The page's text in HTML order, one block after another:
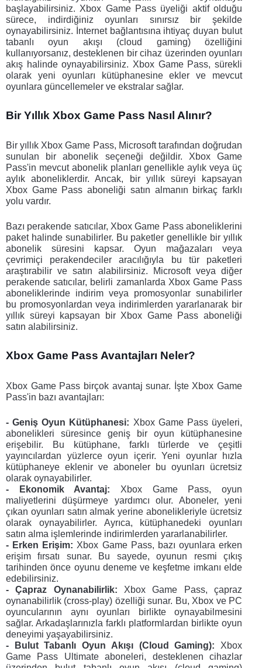
başlayabilirsiniz. Xbox Game Pass üyeliği aktif olduğu
sürece, indirdiğiniz oyunları sınırsız bir şekilde
oynayabilirsiniz. İnternet bağlantısına ihtiyaç duyan bulut
tabanlı oyun akışı (cloud gaming) özelliğini
kullanıyorsanız, desteklenen bir cihaz üzerinden oyunları
akış halinde oynayabilirsiniz. Xbox Game Pass, sürekli
olarak yeni oyunları kütüphanesine ekler ve mevcut
oyunlara güncellemeler ve ekstralar sağlar.
Bir Yıllık Xbox Game Pass Nasıl Alınır?
Bir yıllık Xbox Game Pass, Microsoft tarafından doğrudan
sunulan bir abonelik seçeneği değildir. Xbox Game
Pass'in mevcut abonelik planları genellikle aylık veya üç
aylık aboneliklerdir. Ancak, bir yıllık süreyi kapsayan
Xbox Game Pass aboneliği satın almanın birkaç farklı
yolu vardır.
Bazı perakende satıcılar, Xbox Game Pass aboneliklerini
paket halinde sunabilirler. Bu paketler genellikle bir yıllık
abonelik süresini kapsar. Oyun mağazaları veya
çevrimiçi perakendeciler aracılığıyla bu tür paketleri
araştırabilir ve satın alabilirsiniz. Microsoft veya diğer
perakende satıcılar, belirli zamanlarda Xbox Game Pass
aboneliklerinde indirim veya promosyonlar sunabilirler
bu promosyonlardan veya indirimlerden yararlanarak bir
yıllık süreyi kapsayan bir Xbox Game Pass aboneliği
satın alabilirsiniz.
Xbox Game Pass Avantajları Neler?
Xbox Game Pass birçok avantaj sunar. İşte Xbox Game
Pass'in bazı avantajları:
- Geniş Oyun Kütüphanesi: Xbox Game Pass üyeleri,
abonelikleri süresince geniş bir oyun kütüphanesine
erişebilir. Bu kütüphane, farklı türlerde ve çeşitli
yayıncılardan yüzlerce oyun içerir. Yeni oyunlar hızla
kütüphaneye eklenir ve aboneler bu oyunları ücretsiz
olarak oynayabilirler.
- Ekonomik Avantaj: Xbox Game Pass, oyun
maliyetlerini düşürmeye yardımcı olur. Aboneler, yeni
çıkan oyunları satın almak yerine abonelikleriyle ücretsiz
olarak oynayabilirler. Ayrıca, kütüphanedeki oyunları
satın alma işlemlerinde indirimlerden yararlanabilirler.
- Erken Erişim: Xbox Game Pass, bazı oyunlara erken
erişim fırsatı sunar. Bu sayede, oyunun resmi çıkış
tarihinden önce oyunu deneme ve keşfetme imkanı elde
edebilirsiniz.
- Çapraz Oynanabilirlik: Xbox Game Pass, çapraz
oynanabilirlik (cross-play) özelliği sunar. Bu, Xbox ve PC
oyuncularının aynı oyunları birlikte oynayabilmesini
sağlar. Arkadaşlarınızla farklı platformlardan birlikte oyun
deneyimi yaşayabilirsiniz.
- Bulut Tabanlı Oyun Akışı (Cloud Gaming): Xbox
Game Pass Ultimate aboneleri, desteklenen cihazlar